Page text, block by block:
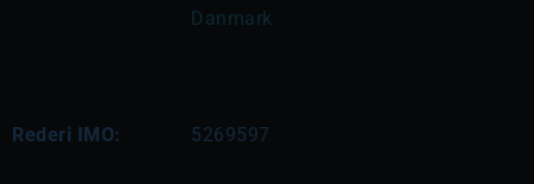
Danmark
Rederi IMO: 5269597